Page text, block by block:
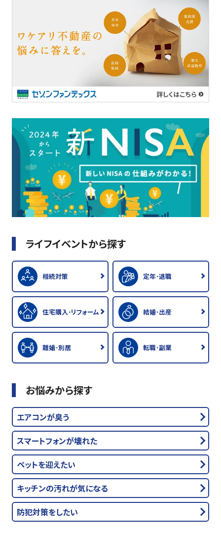
ライフイベントから探す
相続対策 定年･退職
住宅購入･リフォーム 結婚･出産
離婚･別居 転職･副業
お悩みから探す
エアコンが臭う
スマートフォンが壊れた
ペットを迎えたい
キッチンの汚れが気になる
防犯対策をしたい